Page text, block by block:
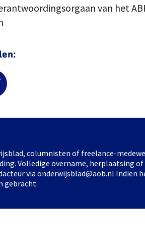
van het
columnisten of freelance-
Volledige overname, herplaatsing of
via onderwijsblad@aob.nl Indien
gebracht.